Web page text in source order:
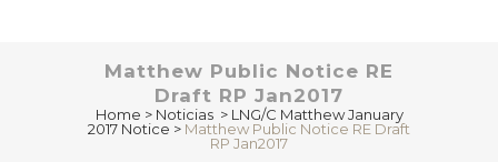
Matthew Public Notice RE
Draft RP Jan2017
Home > Noticias > LNG/C Matthew January
2017 Notice > Matthew Public Notice RE Draft
RP Jan2017